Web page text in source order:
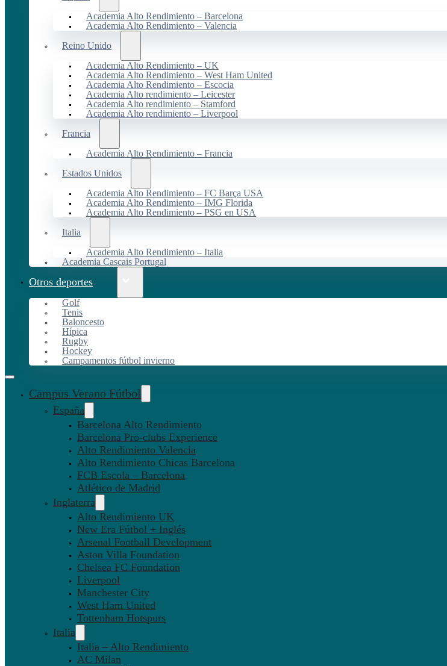
Academia Alto Rendimiento – Barcelona
Academia Alto Rendimiento – Valencia
Reino Unido
Academia Alto Rendimiento – UK
Academia Alto Rendimiento – West Ham United
Academia Alto Rendimiento – Escocia
Academia Alto rendimiento – Leicester
Academia Alto rendimiento – Stamford
Academia Alto rendimiento – Liverpool
Francia
Academia Alto Rendimiento – Francia
Estados Unidos
Academia Alto Rendimiento – FC Barça USA
Academia Alto Rendimiento – IMG Florida
Academia Alto Rendimiento – PSG en USA
Italia
Academia Alto Rendimiento – Italia
Academia Cascais Portugal
Otros deportes
Golf
Tenis
Baloncesto
Hípica
Rugby
Hockey
Campamentos fútbol invierno
Campus Verano Fútbol
España
Barcelona Alto Rendimiento
Barcelona Pro-clubs Experience
Alto Rendimiento Valencia
Alto Rendimiento Chicas Barcelona
FCB Escola – Barcelona
Atlético de Madrid
Inglaterra
Alto Rendimiento UK
New Era Fútbol + Inglés
Arsenal Football Development
Aston Villa Foundation
Chelsea FC Foundation
Liverpool
Manchester City
West Ham United
Tottenham Hotspurs
Italia
Italia – Alto Rendimiento
AC Milan